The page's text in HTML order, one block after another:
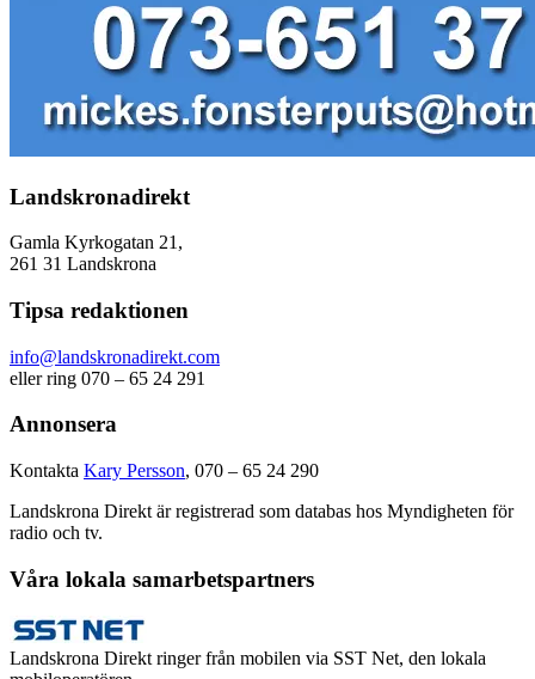
Landskronadirekt
Gamla Kyrkogatan 21,
261 31 Landskrona
Tipsa redaktionen
info@landskronadirekt.com
eller ring 070 – 65 24 291
Annonsera
Kontakta Kary Persson, 070 – 65 24 290
Landskrona Direkt är registrerad som databas hos Myndigheten för
radio och tv.
Våra lokala samarbetspartners
Landskrona Direkt ringer från mobilen via SST Net, den lokala